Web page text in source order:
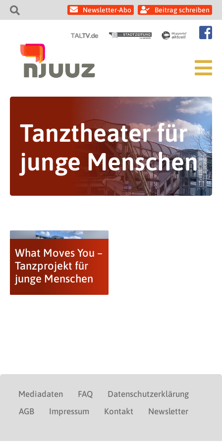
Newsletter-Abo Beitrag schreiben
Tanztheater für
junge Menschen
What Moves You –
Tanzprojekt für
junge Menschen
Mediadaten FAQ
Datenschutzerklärung
AGB
Impressum Kontakt Newsletter